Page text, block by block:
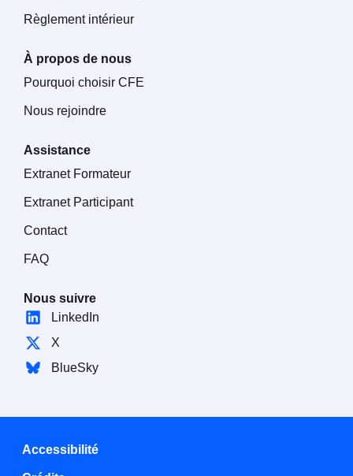
Règlement intérieur
À propos de nous
Pourquoi choisir CFE
Nous rejoindre
Assistance
Extranet Formateur
Extranet Participant
Contact
FAQ
Nous suivre
LinkedIn
X
BlueSky
Accessibilité